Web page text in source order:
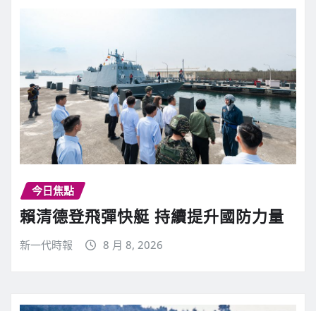
今日焦點
賴清德登飛彈快艇 持續提升國防力量
新一代時報 8 月 8, 2026